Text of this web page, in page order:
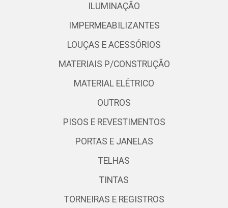
ILUMINAÇÃO
IMPERMEABILIZANTES
LOUÇAS E ACESSÓRIOS
MATERIAIS P/CONSTRUÇÃO
MATERIAL ELÉTRICO
OUTROS
PISOS E REVESTIMENTOS
PORTAS E JANELAS
TELHAS
TINTAS
TORNEIRAS E REGISTROS